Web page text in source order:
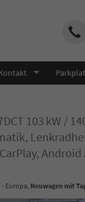
103 kW /
Europa, Neuwagen mit